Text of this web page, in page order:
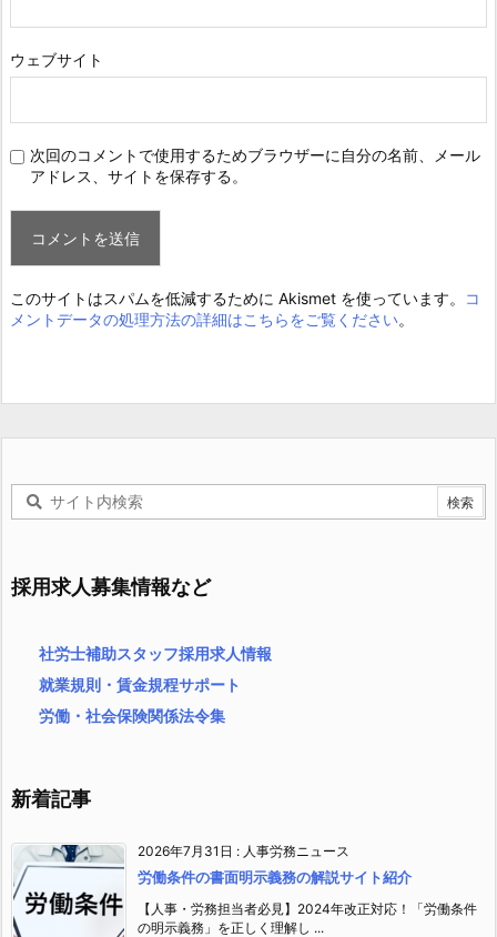
ウェブサイト
次回のコメントで使用するためブラウザーに自分の名前、メール
アドレス、サイトを保存する。
このサイトはスパムを低減するために Akismet を使っています。
コ
メントデータの処理方法の詳細はこちらをご覧ください。
採用求人募集情報など
社労士補助スタッフ採用求人情報
就業規則・賃金規程サポート
労働・社会保険関係法令集
新着記事
2026年7月31日 : 人事労務ニュース
労働条件の書面明示義務の解説サイト紹介
【人事・労務担当者必見】2024年改正対応！「労働条件
の明示義務」を正しく理解し ...